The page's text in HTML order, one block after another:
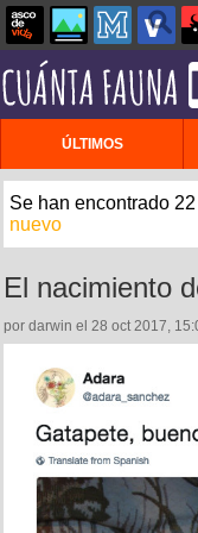
ÚLTIMOS
Se han encontrado
nuevo
El nacimiento
por darwin el 28 oct 2017,